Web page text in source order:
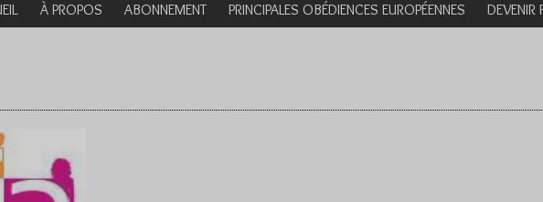
À PROPOS ABONNEMENT PRINCIPALES OBÉDIENCES EUROPÉENNES DEVENIR